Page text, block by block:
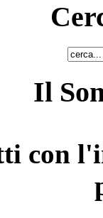
Il
con